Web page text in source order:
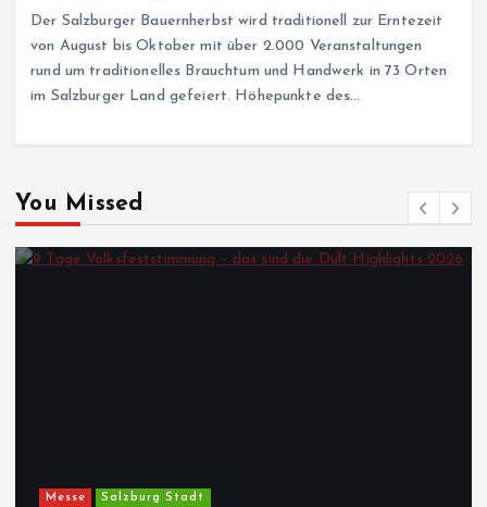
Der Salzburger Bauernherbst wird traditionell zur Erntezeit
von August bis Oktober mit über 2.000 Veranstaltungen
rund um traditionelles Brauchtum und Handwerk in 73 Orten
im Salzburger Land gefeiert. Höhepunkte des…
You Missed
Messe Salzburg Stadt